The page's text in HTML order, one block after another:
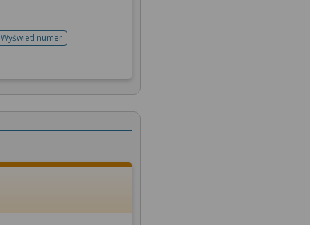
Wyświetl numertelefonu do rejestracji